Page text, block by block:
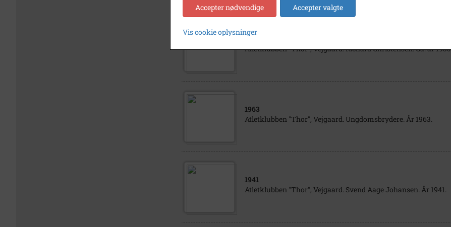
1933
Atletklubben "Thor", Vejgaard. Richard Christensen. Ca. år 1935
1963
Atletklubben "Thor", Vejgaard. Ungdomsbrydere. År 1963.
1941
Atletklubben "Thor", Vejgaard. Svend Aage Johansen. År 1941.
Accepter nødvendige Accepter valgte
Vis cookie oplysninger